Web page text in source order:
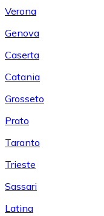
Verona
Genova
Caserta
Catania
Grosseto
Prato
Taranto
Trieste
Sassari
Latina